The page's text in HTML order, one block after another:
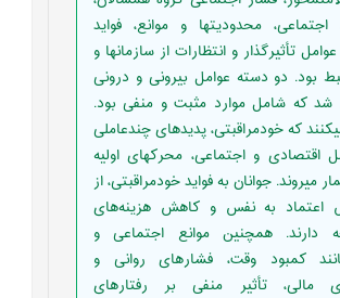
محدودیت­ها و موانع، فواید
تأثیرگذار و انتظارات از سازمان­ها و
بود. دو دسته عوامل بیرونی و درونی
شد که شامل موارد مثبت و منفی بود.
که خودمراقبتی، پدیده­ای چندعاملی
اقتصادی و اجتماعی، محرک­های اولیه
می­روند. جوانان به فواید خودمراقبتی، از
اعتماد به نفس و کاهش هزینه‌های
دارند. همچنین موانع اجتماعی و
کمبود وقت، فشارهای روانی و
مالی، تأثیر منفی بر رفتارهای